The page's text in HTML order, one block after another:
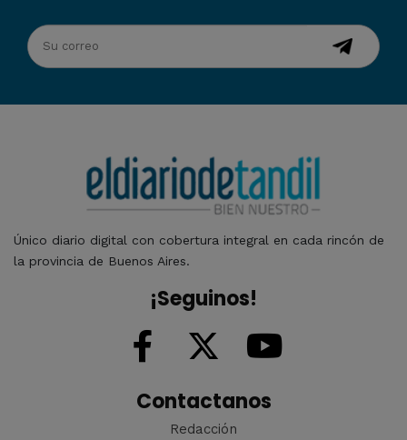
Único diario digital con cobertura integral en cada rincón de
la provincia de Buenos Aires.
¡Seguinos!
Contactanos
Redacción